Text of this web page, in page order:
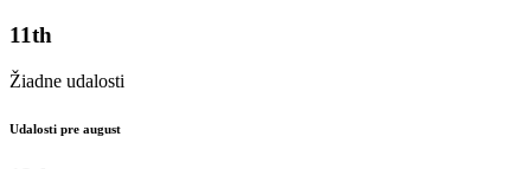
11th
Žiadne udalosti
Udalosti pre august